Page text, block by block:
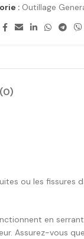
: Outillage
ou les fissures
en
Assurez-vous